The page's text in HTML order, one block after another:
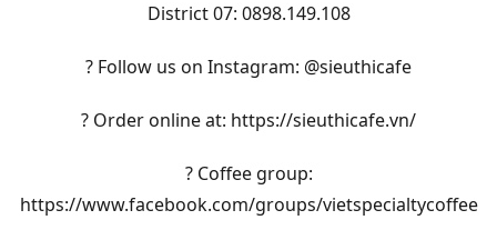
District 07: 0898.149.108
? Follow us on Instagram: @sieuthicafe
? Order online at: https://sieuthicafe.vn/
? Coffee group:
https://www.facebook.com/groups/vietspecialtycoffee